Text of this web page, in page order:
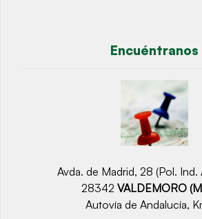
Encuéntranos
Avda. de Madrid, 28 (Pol. Ind.
28342 VALDEMORO
Autovía de Andalucía,